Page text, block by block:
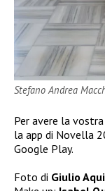
Stefano Andrea
Per avere la
la app di Novella
Google Play.
Foto di Giulio